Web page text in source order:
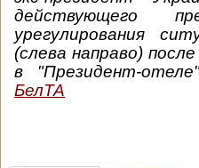
действующего
урегулирования
(слева направо)
в "Президент-
БелТА